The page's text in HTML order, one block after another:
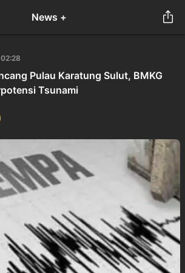
News +
Pulau Karatung Sulut, BMKG
Tsunami